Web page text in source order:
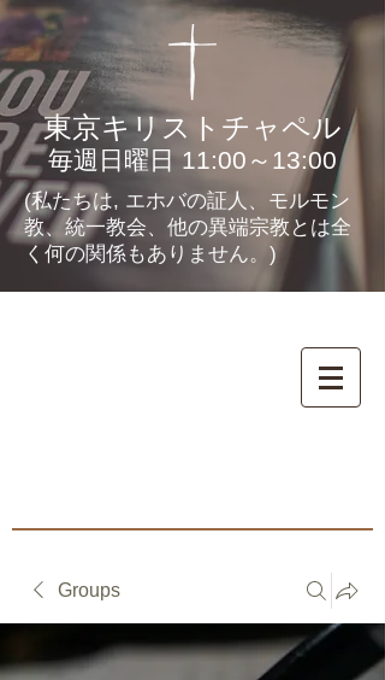
東京キリストチャペル
毎週日曜日 11:00～13:00
(私たちは, エホバの証人、モルモン
教、統一教会、他の異端宗教とは全
く何の関係もありません。)
Groups